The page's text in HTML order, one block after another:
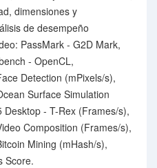
dimensiones y
de desempeño
PassMark - G2D Mark,
- OpenCL,
Detection (mPixels/s),
Surface Simulation
- T-Rex (Frames/s),
Composition (Frames/s),
Mining (mHash/s),
Score.